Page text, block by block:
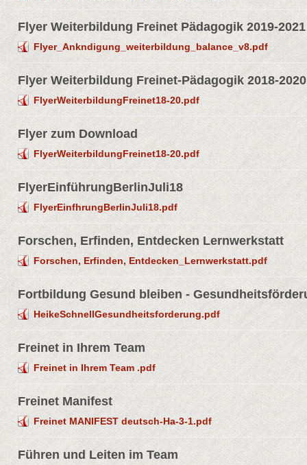
Flyer Weiterbildung Freinet Pädagogik 2019-2021
Flyer_Ankndigung_weiterbildung_balance_v8.pdf
Flyer Weiterbildung Freinet-Pädagogik 2018-2020
FlyerWeiterbildungFreinet18-20.pdf
Flyer zum Download
FlyerWeiterbildungFreinet18-20.pdf
FlyerEinführungBerlinJuli18
FlyerEinfhrungBerlinJuli18.pdf
Forschen, Erfinden, Entdecken Lernwerkstatt
Forschen, Erfinden, Entdecken_Lernwerkstatt.pdf
Fortbildung Gesund bleiben -
HeikeSchnellGesundheitsforderung.pdf
Freinet in Ihrem Team
Freinet in Ihrem Team .pdf
Freinet Manifest
Freinet MANIFEST deutsch-Ha-3-1.pdf
Führen und Leiten im Team